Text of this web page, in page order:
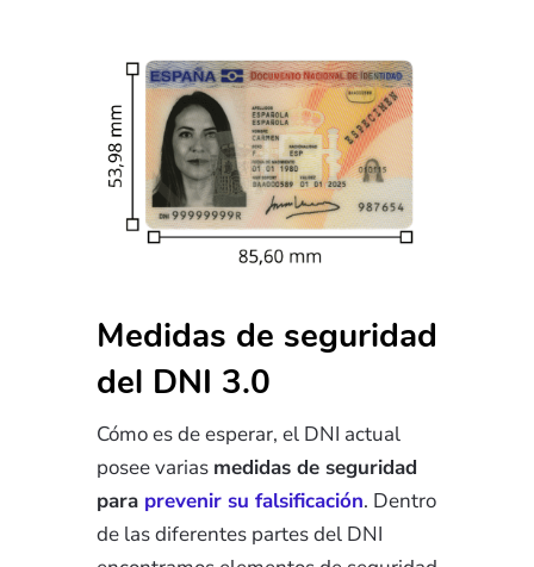
Medidas de seguridad
del DNI 3.0
Cómo es de esperar, el DNI actual
posee varias medidas de seguridad
para prevenir su falsificación. Dentro
de las diferentes partes del DNI